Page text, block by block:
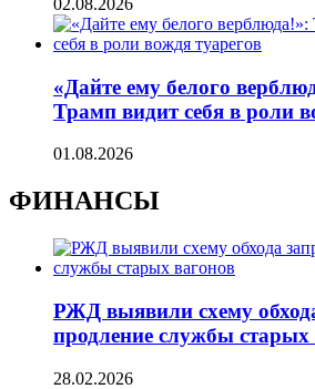
02.08.2026
«Дайте ему белого
Трамп видит себя в роли
01.08.2026
ФИНАНСЫ
РЖД выявили схему
продление службы старых
28.02.2026